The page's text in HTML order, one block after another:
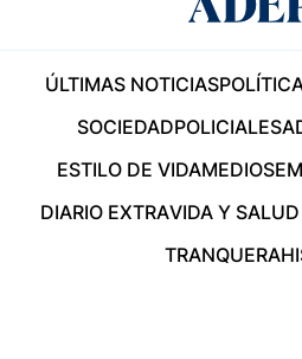
ÚLTIMAS NOTICIAS
SOCIEDADPOLICIALES
ESTILO DE VIDAMEDIOS
DIARIO EXTRAVIDA Y
TRANQUERA